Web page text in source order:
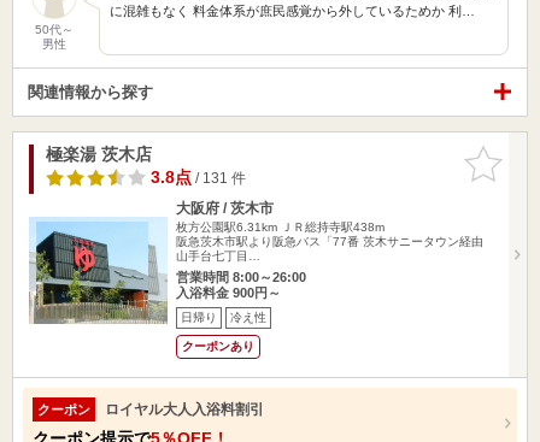
50代～
男性
に混雑もなく 料金体系が庶民感覚から外しているためか 利…
関連情報から探す
お気に入
りに追加
極楽湯 茨木店
3.8点/ 131 件
大阪府 / 茨木市
枚方公園駅6.31km
ＪＲ総持寺駅438m
阪急茨木市駅より阪急バス「77番 茨木サニータウン経由
山手台七丁目…
営業時間 8:00～26:00
入浴料金 900円～
日帰り 冷え性
クーポンあり
クーポン ロイヤル大人入浴料割引
クーポン提示で5％OFF！